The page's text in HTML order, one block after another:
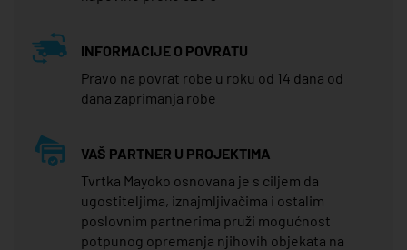
INFORMACIJE O POVRATU
Pravo na povrat robe u roku od 14 dana od
dana zaprimanja robe
VAŠ PARTNER U PROJEKTIMA
Tvrtka Mayoko osnovana je s ciljem da
ugostiteljima, iznajmljivačima i ostalim
poslovnim partnerima pruži mogućnost
potpunog opremanja njihovih objekata na